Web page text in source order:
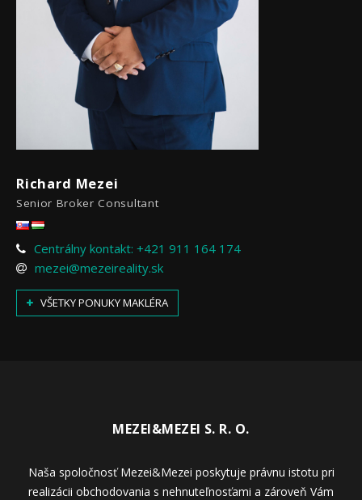
Richard Mezei
Senior Broker Consultant
Centrálny kontakt: +421 911 164 174
mezei@mezeireality.sk
VŠETKY PONUKY MAKLÉRA
MEZEI&MEZEI S. R. O.
Naša spoločnosť Mezei&Mezei poskytuje právnu istotu pri
realizácii obchodovania s nehnuteľnosťami a zároveň Vám